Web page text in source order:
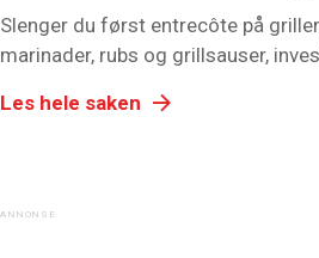
Slenger du først entrecôte på
marinader, rubs og grillsauser,
Les hele saken